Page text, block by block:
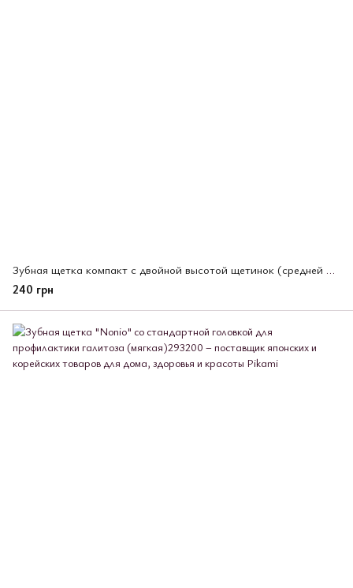
Зубная щетка компакт с двойной высотой щетинок (средней жесткости) (274261)
240 грн